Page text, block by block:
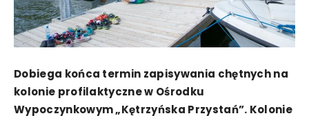
Dobiega końca termin zapisywania chętnych na
kolonie profilaktyczne w Ośrodku
Wypoczynkowym „Kętrzyńska Przystań”. Kolonie